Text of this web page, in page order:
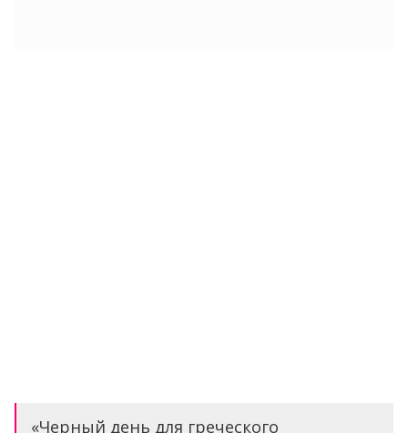
«Черный день для греческого